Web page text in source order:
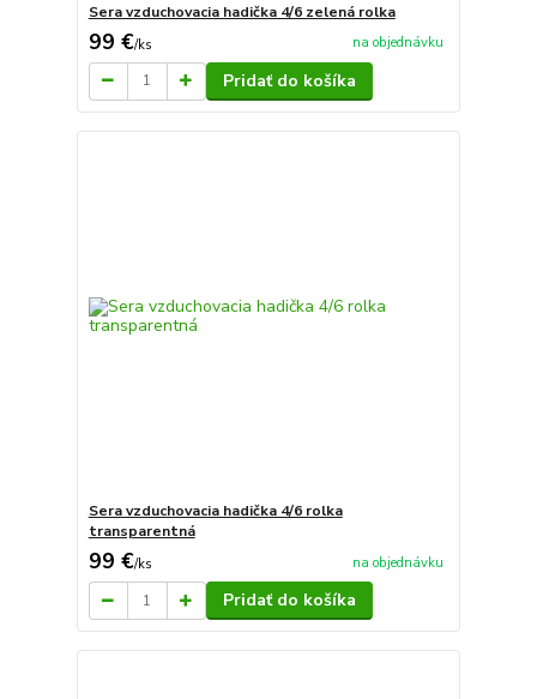
Sera vzduchovacia hadička 4/6 zelená rolka
99 €/ks na objednávku
Pridať do košíka
Sera vzduchovacia hadička 4/6 rolka
transparentná
99 €/ks na objednávku
Pridať do košíka